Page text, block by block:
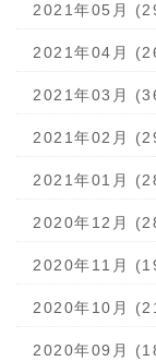
2021年05月
2021年04月
2021年03月
2021年02月
2021年01月
2020年12月
2020年11月
2020年10月
2020年09月